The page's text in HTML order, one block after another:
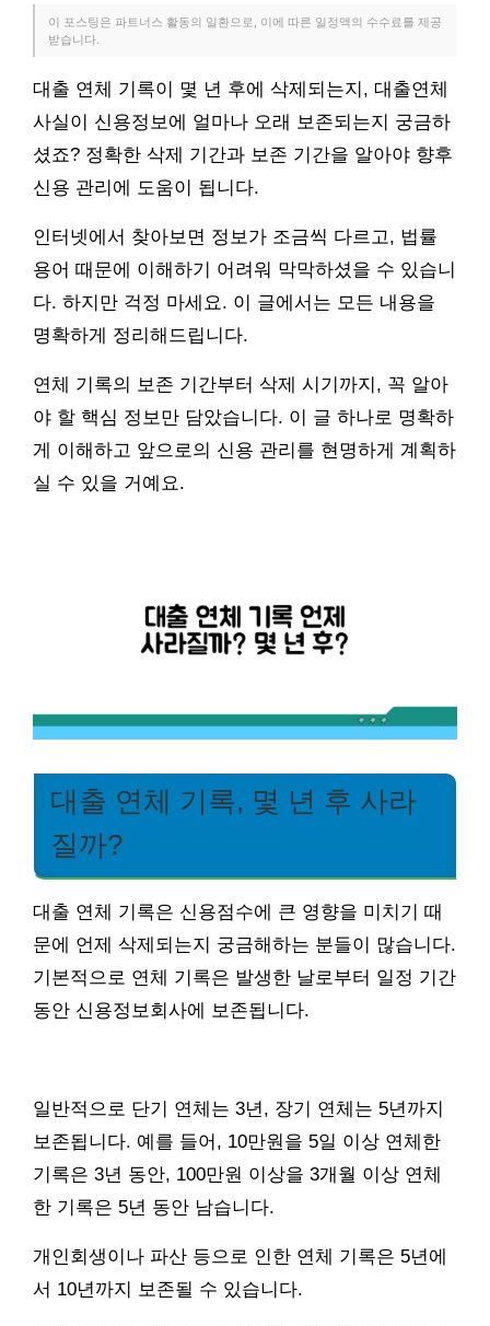
이 포스팅은 파트너스 활동의 일환으로, 이에 따른 일정액의 수수료를 제공
받습니다.
대출 연체 기록이 몇 년 후에 삭제되는지, 대출연체
사실이 신용정보에 얼마나 오래 보존되는지 궁금하
셨죠? 정확한 삭제 기간과 보존 기간을 알아야 향후
신용 관리에 도움이 됩니다.
인터넷에서 찾아보면 정보가 조금씩 다르고, 법률
용어 때문에 이해하기 어려워 막막하셨을 수 있습니
다. 하지만 걱정 마세요. 이 글에서는 모든 내용을
명확하게 정리해드립니다.
연체 기록의 보존 기간부터 삭제 시기까지, 꼭 알아
야 할 핵심 정보만 담았습니다. 이 글 하나로 명확하
게 이해하고 앞으로의 신용 관리를 현명하게 계획하
실 수 있을 거예요.
대출 연체 기록, 몇 년 후 사라
질까?
대출 연체 기록은 신용점수에 큰 영향을 미치기 때
문에 언제 삭제되는지 궁금해하는 분들이 많습니다.
기본적으로 연체 기록은 발생한 날로부터 일정 기간
동안 신용정보회사에 보존됩니다.
일반적으로 단기 연체는 3년, 장기 연체는 5년까지
보존됩니다. 예를 들어, 10만원을 5일 이상 연체한
기록은 3년 동안, 100만원 이상을 3개월 이상 연체
한 기록은 5년 동안 남습니다.
개인회생이나 파산 등으로 인한 연체 기록은 5년에
서 10년까지 보존될 수 있습니다.